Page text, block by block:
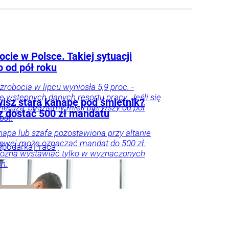
w Polsce. Takiej sytuacji
od pół roku
w lipcu wyniosła 5,9 proc. -
wstępnych danych resortu pracy. Jeśli się
będziemy mieli pierwszy od pół
Praca
starą kanapę pod śmietnik?
dostać 500 zł mandatu
lub szafa pozostawiona przy altanie
może oznaczać mandat do 500 zł.
wystawiać tylko w wyznaczonych